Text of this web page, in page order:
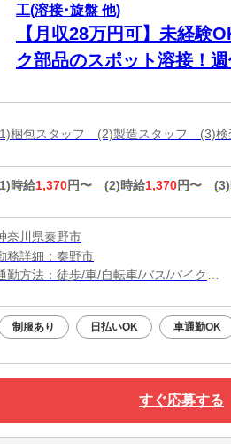
工(溶接･旋盤 他)
【月収28万円可】未経験
ク部品のスポット溶接！週
梱包スタッフ (2)製造スタッフ (3)
時給1,370円〜 (2)時給1,370円〜
奈川県秦野市
務詳細：秦野市
勤方法：徒歩/車/自転車/バス/バイク
※構内の（無料）駐車場利用OK
制服あり 日払いOK 車通勤OK
すぐ応募する